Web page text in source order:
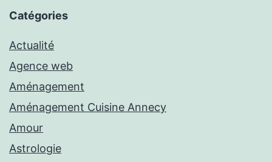
Catégories
Actualité
Agence web
Aménagement
Aménagement Cuisine Annecy
Amour
Astrologie